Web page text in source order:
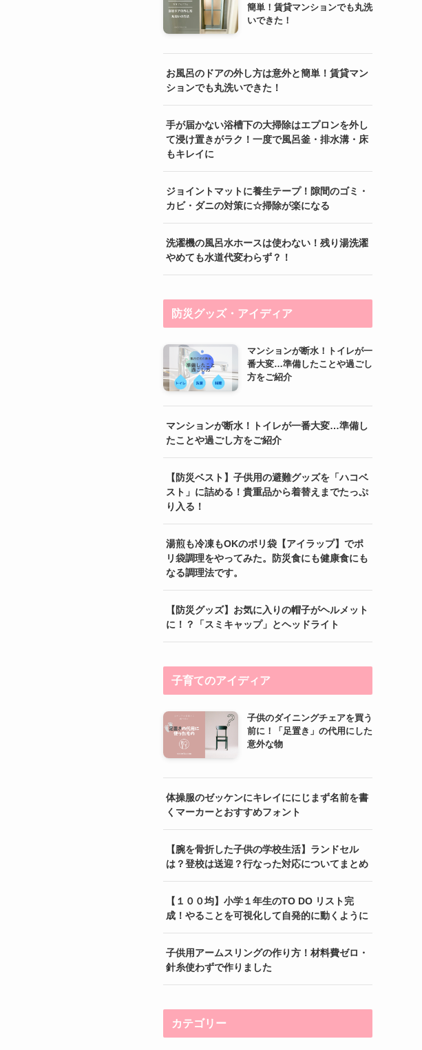
簡単！賃貸マンションでも丸洗
いできた！
お風呂のドアの外し方は意外と簡単！賃貸マン
ションでも丸洗いできた！
手が届かない浴槽下の大掃除はエプロンを外し
て浸け置きがラク！一度で風呂釜・排水溝・床
もキレイに
ジョイントマットに養生テープ！隙間のゴミ・
カビ・ダニの対策に☆掃除が楽になる
洗濯機の風呂水ホースは使わない！残り湯洗濯
やめても水道代変わらず？！
防災グッズ・アイディア
マンションが断水！トイレが一
番大変…準備したことや過ごし
方をご紹介
マンションが断水！トイレが一番大変…準備し
たことや過ごし方をご紹介
【防災ベスト】子供用の避難グッズを「ハコベ
スト」に詰める！貴重品から着替えまでたっぷ
り入る！
湯煎も冷凍もOKのポリ袋【アイラップ】でポ
リ袋調理をやってみた。防災食にも健康食にも
なる調理法です。
【防災グッズ】お気に入りの帽子がヘルメット
に！？「スミキャップ」とヘッドライト
子育てのアイディア
子供のダイニングチェアを買う
前に！「足置き」の代用にした
意外な物
体操服のゼッケンにキレイににじまず名前を書
くマーカーとおすすめフォント
【腕を骨折した子供の学校生活】ランドセル
は？登校は送迎？行なった対応についてまとめ
【１００均】小学１年生のTO DO リスト完
成！やることを可視化して自発的に動くように
子供用アームスリングの作り方！材料費ゼロ・
針糸使わずで作りました
カテゴリー